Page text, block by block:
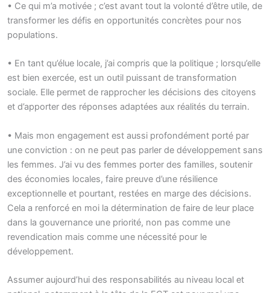
• Ce qui m’a motivée ; c’est avant tout la volonté d’être utile, de
transformer les défis en opportunités concrètes pour nos
populations.
• En tant qu’élue locale, j’ai compris que la politique ; lorsqu’elle
est bien exercée, est un outil puissant de transformation
sociale. Elle permet de rapprocher les décisions des citoyens
et d’apporter des réponses adaptées aux réalités du terrain.
• Mais mon engagement est aussi profondément porté par
une conviction : on ne peut pas parler de développement sans
les femmes. J’ai vu des femmes porter des familles, soutenir
des économies locales, faire preuve d’une résilience
exceptionnelle et pourtant, restées en marge des décisions.
Cela a renforcé en moi la détermination de faire de leur place
dans la gouvernance une priorité, non pas comme une
revendication mais comme une nécessité pour le
développement.
Assumer aujourd’hui des responsabilités au niveau local et